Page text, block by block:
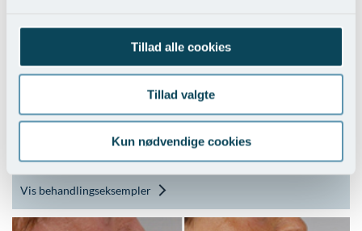
Tillad alle cookies
Tillad valgte
Kun nødvendige cookies
Indirekte halsløft
Vis behandlingseksempler